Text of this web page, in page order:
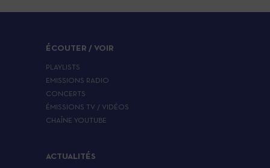
ÉCOUTER / VOIR
PLAYLISTS
EMISSIONS RADIO
CONCERTS
ÉMISSIONS TV / VIDÉOS
CHAÎNE YOUTUBE
ACTUALITÉS